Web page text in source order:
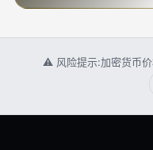
⚠ 风险提示:加密货币